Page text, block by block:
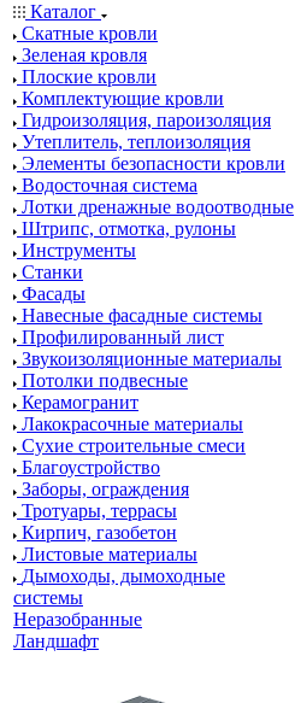
Каталог
Скатные кровли
Зеленая кровля
Плоские кровли
Комплектующие кровли
Гидроизоляция, пароизоляция
Утеплитель, теплоизоляция
Элементы безопасности кровли
Водосточная система
Лотки дренажные водоотводные
Штрипс, отмотка, рулоны
Инструменты
Станки
Фасады
Навесные фасадные системы
Профилированный лист
Звукоизоляционные материалы
Потолки подвесные
Керамогранит
Лакокрасочные материалы
Сухие строительные смеси
Благоустройство
Заборы, ограждения
Тротуары, террасы
Кирпич, газобетон
Листовые материалы
Дымоходы, дымоходные
системы
Неразобранные
Ландшафт